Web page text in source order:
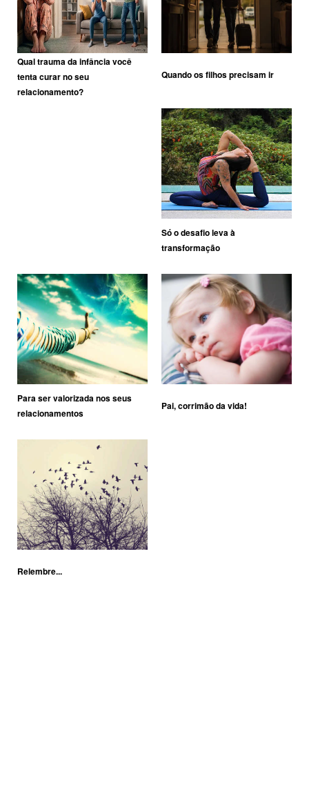
Qual trauma da infância você
tenta curar no seu
relacionamento?
Quando os filhos precisam ir
Só o desafio leva à
transformação
Para ser valorizada nos seus
relacionamentos
Pai, corrimão da vida!
Relembre...